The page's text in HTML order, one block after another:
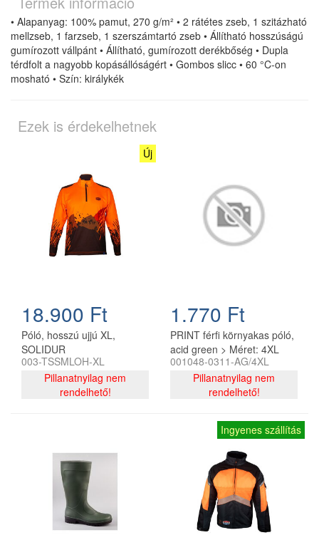
• Alapanyag: 100% pamut, 270 g/m² • 2 rátétes zseb, 1 szitázható
mellzseb, 1 farzseb, 1 szerszámtartó zseb • Állítható hosszúságú
gumírozott vállpánt • Állítható, gumírozott derékbőség • Dupla
térdfolt a nagyobb kopásállóságért • Gombos slicc • 60 °C-on
mosható • Szín: királykék
Ezek is érdekelhetnek
Új
18.900 Ft
Póló, hosszú ujjú XL,
SOLIDUR
003-TSSMLOH-XL
Pillanatnyilag nem
rendelhető!
1.770 Ft
PRINT férfi környakas póló,
acid green > Méret: 4XL
001048-0311-AG/4XL
Pillanatnyilag nem
rendelhető!
Ingyenes szállítás